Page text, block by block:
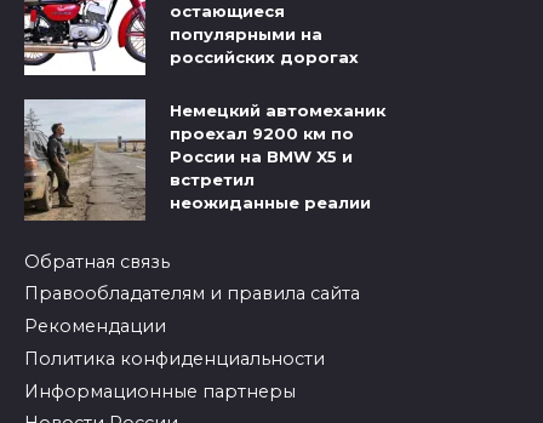
остающиеся
популярными на
российских дорогах
Немецкий автомеханик
проехал 9200 км по
России на BMW X5 и
встретил
неожиданные реалии
Обратная связь
Правообладателям и правила сайта
Рекомендации
Политика конфиденциальности
Информационные партнеры